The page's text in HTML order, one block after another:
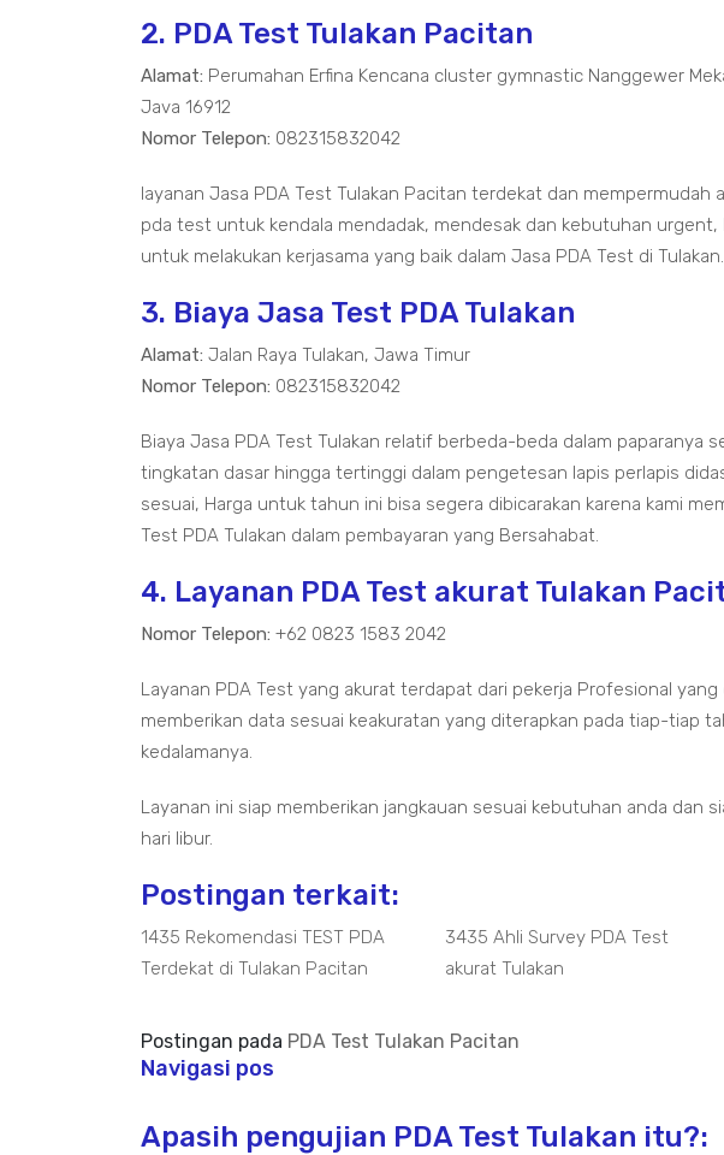
2. PDA Test Tulakan Pacitan
Alamat: Perumahan Erfina Kencana cluster gymnastic Nanggewer
Java 16912
Nomor Telepon: 082315832042
layanan Jasa PDA Test Tulakan Pacitan terdekat dan mempermudah
pda test untuk kendala mendadak, mendesak dan kebutuhan urgent,
untuk melakukan kerjasama yang baik dalam Jasa PDA Test di Tulakan.
3. Biaya Jasa Test PDA Tulakan
Alamat: Jalan Raya Tulakan, Jawa Timur
Nomor Telepon: 082315832042
Biaya Jasa PDA Test Tulakan relatif berbeda-beda dalam paparanya
tingkatan dasar hingga tertinggi dalam pengetesan lapis perlapis
sesuai, Harga untuk tahun ini bisa segera dibicarakan karena kami
Test PDA Tulakan dalam pembayaran yang Bersahabat.
4. Layanan PDA Test akurat Tulakan
Nomor Telepon: +62 0823 1583 2042
Layanan PDA Test yang akurat terdapat dari pekerja Profesional
memberikan data sesuai keakuratan yang diterapkan pada tiap-tiap
kedalamanya.
Layanan ini siap memberikan jangkauan sesuai kebutuhan anda dan
hari libur.
Postingan terkait:
1435 Rekomendasi TEST PDA
Terdekat di Tulakan Pacitan
3435 Ahli Survey PDA Test
akurat Tulakan
Postingan pada PDA Test Tulakan Pacitan
Navigasi pos
Apasih pengujian PDA Test Tulakan itu?: